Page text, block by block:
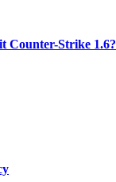
Counter-Strike 1.6?